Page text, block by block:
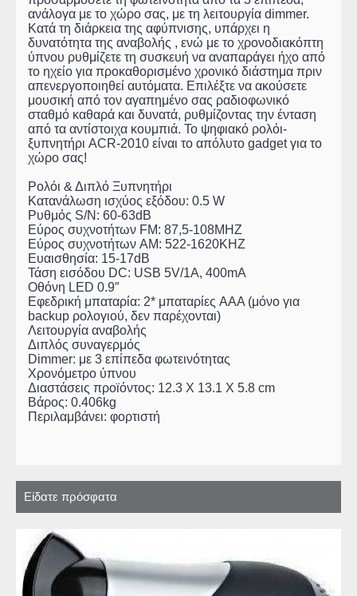
ανάλογα με το χώρο σας, με τη λειτουργία dimmer.
Κατά τη διάρκεια της αφύπνισης, υπάρχει η
δυνατότητα της αναβολής , ενώ με το χρονοδιακόπτη
ύπνου ρυθμίζετε τη συσκευή να αναπαράγει ήχο από
το ηχείο για προκαθορισμένο χρονικό διάστημα πριν
απενεργοποιηθεί αυτόματα. Επιλέξτε να ακούσετε
μουσική από τον αγαπημένο σας ραδιοφωνικό
σταθμό καθαρά και δυνατά, ρυθμίζοντας την ένταση
από τα αντίστοιχα κουμπιά. Το ψηφιακό ρολόι-
ξυπνητήρι ACR-2010 είναι το απόλυτο gadget για το
χώρο σας!
Ρολόι & Διπλό Ξυπνητήρι
Κατανάλωση ισχύος εξόδου: 0.5 W
Ρυθμός S/N: 60-63dB
Εύρος συχνοτήτων FM: 87,5-108MHZ
Εύρος συχνοτήτων AM: 522-1620KHZ
Ευαισθησία: 15-17dB
Τάση εισόδου DC: USB 5V/1A, 400mA
Οθόνη LED 0.9″
Εφεδρική μπαταρία: 2* μπαταρίες AAA (μόνο για
backup ρολογιού, δεν παρέχονται)
Λειτουργία αναβολής
Διπλός συναγερμός
Dimmer: με 3 επίπεδα φωτεινότητας
Χρονόμετρο ύπνου
Διαστάσεις προϊόντος: 12.3 X 13.1 X 5.8 cm
Bάρος: 0.406kg
Περιλαμβάνει: φορτιστή
Είδατε πρόσφατα